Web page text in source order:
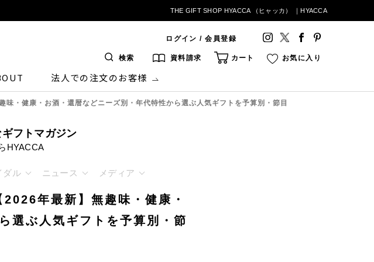
THE GIFT SHOP HYACCA （ヒャッカ） ｜HYACCA
ログイン / 会員登録
検索 資料請求 カート お気に入り
法人での注文のお客様
・健康・お酒・還暦などニーズ別・年代特性から選ぶ人気ギフトを予算別・節目
フトマガジン
HYACCA
ダル ニュース メディア
年最新】無趣味・健康・
選ぶ人気ギフトを予算別・節